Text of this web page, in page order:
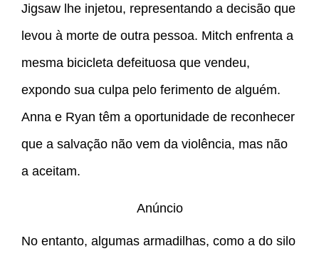
Jigsaw lhe injetou, representando a decisão que
levou à morte de outra pessoa. Mitch enfrenta a
mesma bicicleta defeituosa que vendeu,
expondo sua culpa pelo ferimento de alguém.
Anna e Ryan têm a oportunidade de reconhecer
que a salvação não vem da violência, mas não
a aceitam.
Anúncio
No entanto, algumas armadilhas, como a do silo